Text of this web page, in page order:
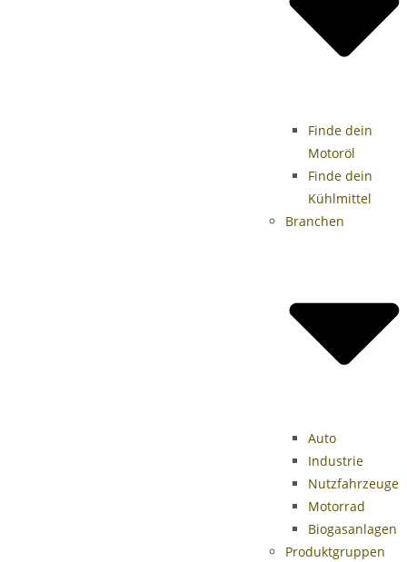
Finde dein
Motoröl
Finde dein
Kühlmittel
Branchen
Auto
Industrie
Nutzfahrzeuge
Motorrad
Biogasanlagen
Produktgruppen